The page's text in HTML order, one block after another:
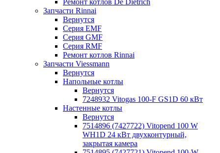
Ремонт котлов Dе Dietrich
Запчасти Rinnai
Вернутся
Серия EMF
Серия GMF
Серия RMF
Ремонт котлов Rinnai
Запчасти Viessmann
Вернутся
Напольные котлы
Вернутся
7248932 Vitogas 100-F GS1D 60 кВт
Настенные котлы
Вернутся
7514896 (7427722) Vitopend 100 W
WH1D 24 кВт двухконтурный,
закрытая камера